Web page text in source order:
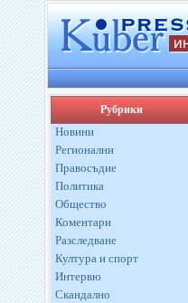
Рубрики
Новини
Регионални
Правосъдие
Политика
Общество
Коментари
Разследване
Култура и спорт
Интервю
Скандално